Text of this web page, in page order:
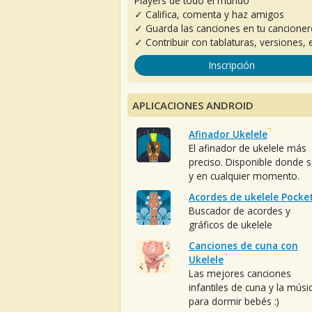
✓ Califica, comenta y haz amigos
✓ Guarda las canciones en tu
✓ Contribuir con tablaturas, versiones,
Inscripción
APLICACIONES ANDROID
Afinador Ukelele
El afinador de ukelele más
preciso. Disponible donde
y en cualquier momento.
Acordes de ukelele
Buscador de acordes y
gráficos de ukelele
Canciones de cuna con
Ukelele
Las mejores canciones
infantiles de cuna y la
para dormir bebés :)